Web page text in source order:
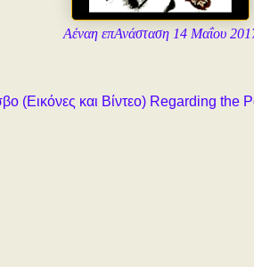
Aέναη επΑνάσταση 14 Μαΐου
(Εικόνες και Βίντεο) Regarding